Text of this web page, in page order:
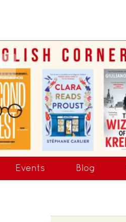
COMMANDEZ MAINTENANT !
Events Blog